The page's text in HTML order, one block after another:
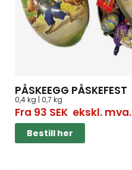
PÅSKEEGG PÅSKEFEST
0,4 kg | 0,7 kg
Fra 93 SEKekskl. mva.
Bestill her